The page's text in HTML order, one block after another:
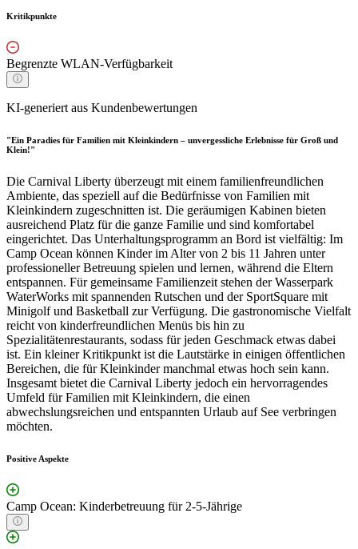
Kritikpunkte
Begrenzte WLAN-Verfügbarkeit
KI-generiert aus Kundenbewertungen
"Ein Paradies für Familien mit Kleinkindern – unvergessliche Erlebnisse für Groß und
Klein!"
Die Carnival Liberty überzeugt mit einem familienfreundlichen
Ambiente, das speziell auf die Bedürfnisse von Familien mit
Kleinkindern zugeschnitten ist. Die geräumigen Kabinen bieten
ausreichend Platz für die ganze Familie und sind komfortabel
eingerichtet. Das Unterhaltungsprogramm an Bord ist vielfältig: Im
Camp Ocean können Kinder im Alter von 2 bis 11 Jahren unter
professioneller Betreuung spielen und lernen, während die Eltern
entspannen. Für gemeinsame Familienzeit stehen der Wasserpark
WaterWorks mit spannenden Rutschen und der SportSquare mit
Minigolf und Basketball zur Verfügung. Die gastronomische Vielfalt
reicht von kinderfreundlichen Menüs bis hin zu
Spezialitätenrestaurants, sodass für jeden Geschmack etwas dabei
ist. Ein kleiner Kritikpunkt ist die Lautstärke in einigen öffentlichen
Bereichen, die für Kleinkinder manchmal etwas hoch sein kann.
Insgesamt bietet die Carnival Liberty jedoch ein hervorragendes
Umfeld für Familien mit Kleinkindern, die einen
abwechslungsreichen und entspannten Urlaub auf See verbringen
möchten.
Positive Aspekte
Camp Ocean: Kinderbetreuung für 2-5-Jährige